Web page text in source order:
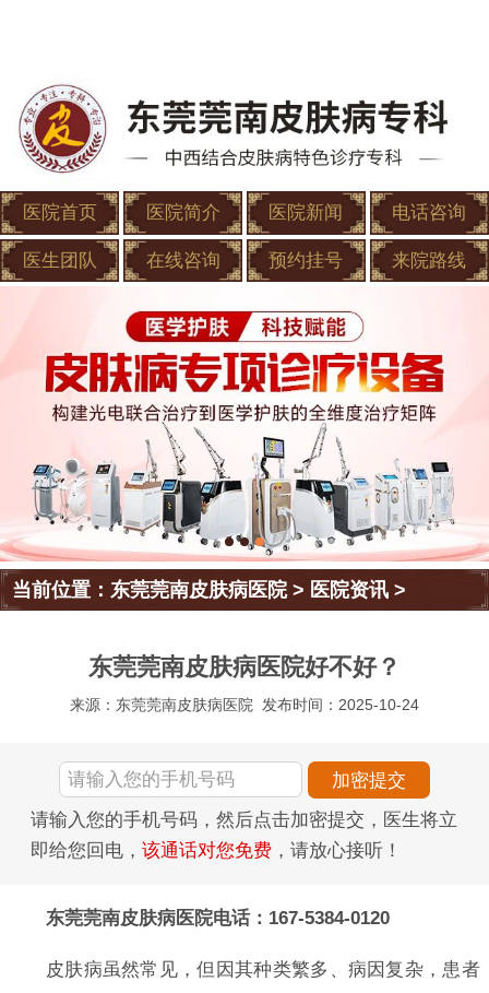
医院首页 医院简介 医院新闻 电话咨询
医生团队 在线咨询 预约挂号 来院路线
当前位置：东莞莞南皮肤病医院> 医院资讯 >
东莞莞南皮肤病医院好不好？
来源：东莞莞南皮肤病医院 发布时间：2025-10-24
请输入您的手机号码，然后点击加密提交，医生将立
即给您回电， 该通话对您免费 ，请放心接听！
东莞莞南皮肤病医院电话：167-5384-0120
皮肤病虽然常见，但因其种类繁多、病因复杂，患者